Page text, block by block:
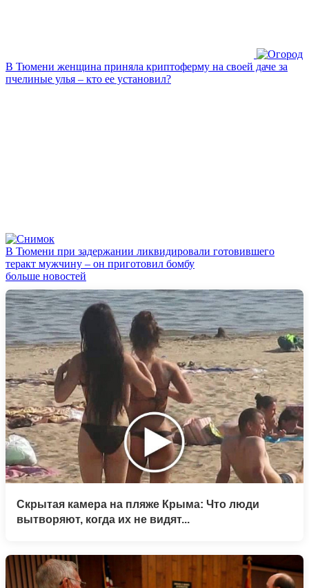
В Тюмени женщина приняла криптоферму на своей даче за
пчелиные улья – кто ее установил?
В Тюмени при задержании ликвидировали готовившего
теракт мужчину – он приготовил бомбу
больше новостей
Скрытая камера на пляже Крыма: Что люди
вытворяют, когда их не видят...